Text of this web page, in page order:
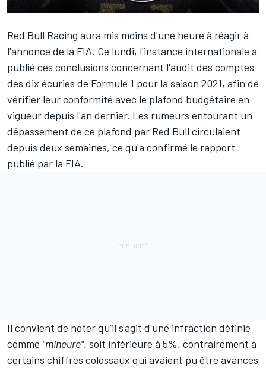
Red Bull Racing aura mis moins d'une heure à réagir à
l'annonce de la FIA. Ce lundi, l'instance internationale a
publié ces conclusions concernant l'audit des comptes
des dix écuries de Formule 1 pour la saison 2021, afin de
vérifier leur conformité avec le plafond budgétaire en
vigueur depuis l'an dernier. Les rumeurs entourant un
dépassement de ce plafond par Red Bull circulaient
depuis deux semaines, ce qu'a confirmé le rapport
publié par la FIA.
Il convient de noter qu'il s'agit d'une infraction définie
comme "mineure", soit inférieure à 5%, contrairement à
certains chiffres colossaux qui avaient pu être avancés